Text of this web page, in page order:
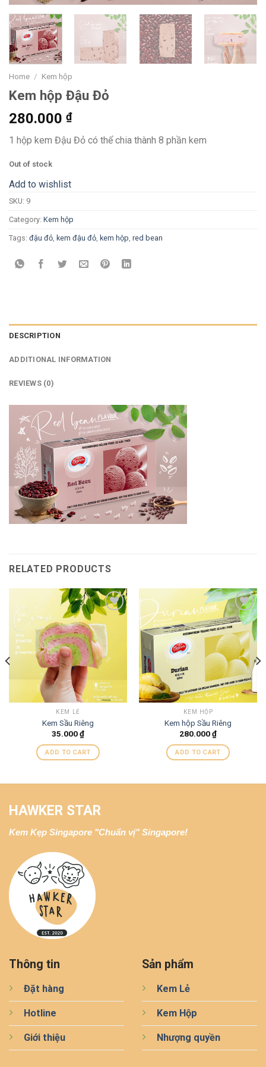
Home / Kem hộp
Kem hộp Đậu Đỏ
280.000 ₫
1 hộp kem Đậu Đỏ có thể chia thành 8 phần kem
Out of stock
Add to wishlist
SKU: 9
Category: Kem hộp
Tags: đậu đỏ, kem đậu đỏ, kem hộp, red bean
DESCRIPTION
ADDITIONAL INFORMATION
REVIEWS (0)
RELATED PRODUCTS
wishlist
KEM LẺ
Kem Sầu Riêng
35.000₫
ADD TO CART
Add to
wishlist
KEM HỘP
Kem hộp Sầu Riêng
280.000₫
ADD TO CART
HAWKER STAR
Kem Kẹp Singapore "Chuẩn vị" Singapore!
Thông tin
Đặt hàng
Hotline
Giới thiệu
Sản phẩm
Kem Lẻ
Kem Hộp
Nhượng quyền